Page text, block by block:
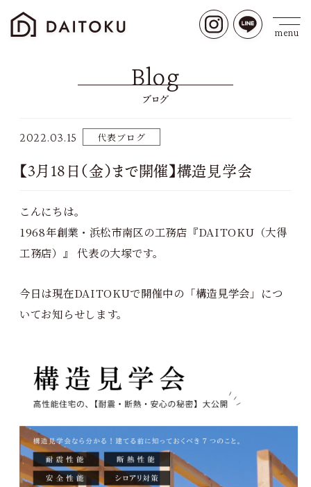
Blog
ブログ
2022.03.15 代表ブログ
【3月18日（金）まで開催】構造見学会
こんにちは。
1968年創業・浜松市南区の工務店『DAITOKU（大得
工務店）』 代表の大塚です。
今日は現在DAITOKUで開催中の「構造見学会」につ
いてお知らせします。